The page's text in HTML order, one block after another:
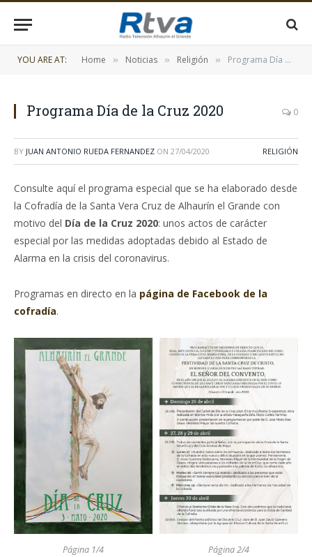
YOU ARE AT: Home » Noticias » Religión » Programa Día de la Cruz 2020
Programa Día de la Cruz 2020 0
BY JUAN ANTONIO RUEDA FERNANDEZ ON 27/04/2020 RELIGIÓN
Consulte aquí el programa especial que se ha elaborado desde
la Cofradía de la Santa Vera Cruz de Alhaurín el Grande con
motivo del Día de la Cruz 2020: unos actos de carácter
especial por las medidas adoptadas debido al Estado de
Alarma en la crisis del coronavirus.
Programas en directo en la página de Facebook de la
cofradía.
Página 1/4 Página 2/4